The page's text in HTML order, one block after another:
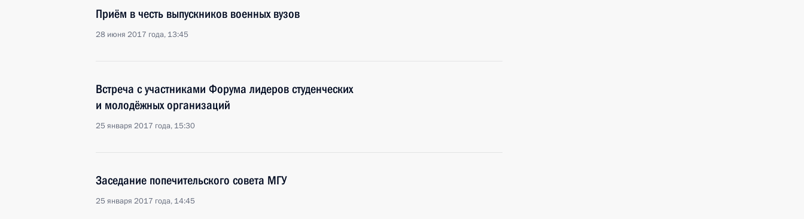
Приём в честь выпускников военных вузов
28 июня 2017 года, 13:45
Встреча с участниками Форума лидеров студенческих
и молодёжных организаций
25 января 2017 года, 15:30
Заседание попечительского совета МГУ
25 января 2017 года, 14:45